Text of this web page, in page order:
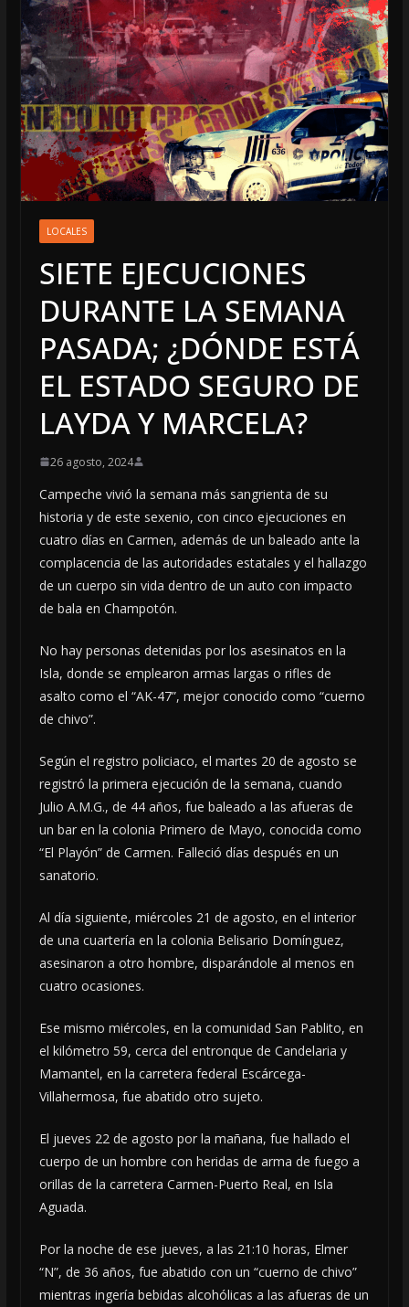
LOCALES
SIETE EJECUCIONES
DURANTE LA SEMANA
PASADA; ¿DÓNDE ESTÁ
EL ESTADO SEGURO DE
LAYDA Y MARCELA?
26 agosto, 2024
Campeche vivió la semana más sangrienta de su
historia y de este sexenio, con cinco ejecuciones en
cuatro días en Carmen, además de un baleado ante la
complacencia de las autoridades estatales y el hallazgo
de un cuerpo sin vida dentro de un auto con impacto
de bala en Champotón.
No hay personas detenidas por los asesinatos en la
Isla, donde se emplearon armas largas o rifles de
asalto como el “AK-47”, mejor conocido como “cuerno
de chivo”.
Según el registro policiaco, el martes 20 de agosto se
registró la primera ejecución de la semana, cuando
Julio A.M.G., de 44 años, fue baleado a las afueras de
un bar en la colonia Primero de Mayo, conocida como
“El Playón” de Carmen. Falleció días después en un
sanatorio.
Al día siguiente, miércoles 21 de agosto, en el interior
de una cuartería en la colonia Belisario Domínguez,
asesinaron a otro hombre, disparándole al menos en
cuatro ocasiones.
Ese mismo miércoles, en la comunidad San Pablito, en
el kilómetro 59, cerca del entronque de Candelaria y
Mamantel, en la carretera federal Escárcega-
Villahermosa, fue abatido otro sujeto.
El jueves 22 de agosto por la mañana, fue hallado el
cuerpo de un hombre con heridas de arma de fuego a
orillas de la carretera Carmen-Puerto Real, en Isla
Aguada.
Por la noche de ese jueves, a las 21:10 horas, Elmer
“N”, de 36 años, fue abatido con un “cuerno de chivo”
mientras ingería bebidas alcohólicas a las afueras de un